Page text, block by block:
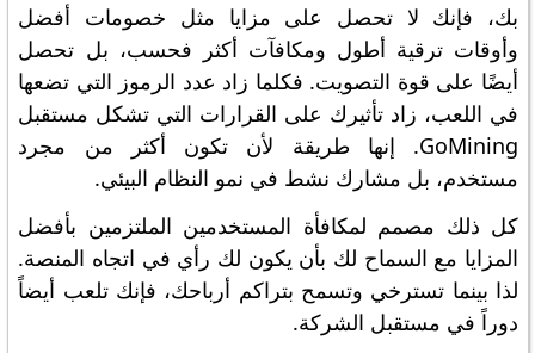
بك، فإنك لا تحصل على مزايا مثل خصومات أفضل
وأوقات ترقية أطول ومكافآت أكثر فحسب، بل تحصل
أيضًا على قوة التصويت. فكلما زاد عدد الرموز التي تضعها
في اللعب، زاد تأثيرك على القرارات التي تشكل مستقبل
GoMining. إنها طريقة لأن تكون أكثر من مجرد
مستخدم، بل مشارك نشط في نمو النظام البيئي.
كل ذلك مصمم لمكافأة المستخدمين الملتزمين بأفضل
المزايا مع السماح لك بأن يكون لك رأي في اتجاه المنصة.
لذا بينما تسترخي وتسمح بتراكم أرباحك، فإنك تلعب أيضاً
دوراً في مستقبل الشركة.